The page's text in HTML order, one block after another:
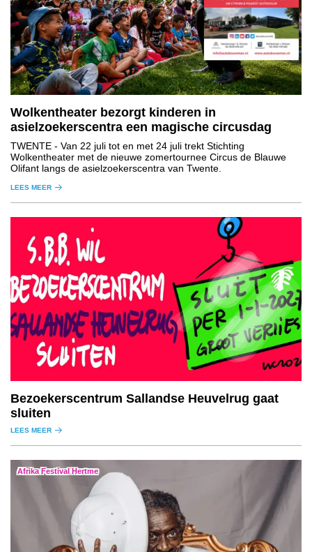
Wolkentheater bezorgt kinderen in
asielzoekerscentra een magische circusdag
TWENTE - Van 22 juli tot en met 24 juli trekt Stichting
Wolkentheater met de nieuwe zomertournee Circus de Blauwe
Olifant langs de asielzoekerscentra van Twente.
LEES MEER
Bezoekerscentrum Sallandse Heuvelrug gaat
sluiten
LEES MEER
Afrika Festival Hertme